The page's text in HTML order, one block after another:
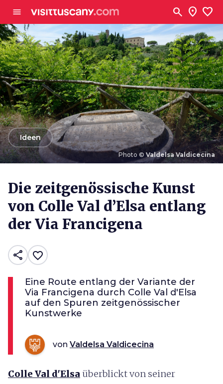
menu search location_on favorite
Photo © Valdelsa Valdicecina
arrow_backIdeen
Die zeitgenössische Kunst
von Colle Val d’Elsa entlang
der Via Francigena
share favorite_border
Eine Route entlang der Variante der
Via Francigena durch Colle Val d'Elsa
auf den Spuren zeitgenössischer
Kunstwerke
von Valdelsa Valdicecina
Colle Val d'Elsa überblickt von seiner